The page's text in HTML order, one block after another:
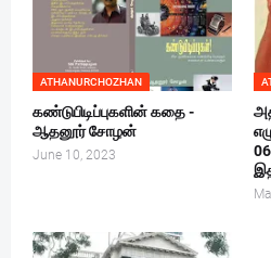
ATHANURCHOZHAN
கண்டுபிடிப்புகளின் கதை -
ஆதனூர் சோழன்
June 10, 2023